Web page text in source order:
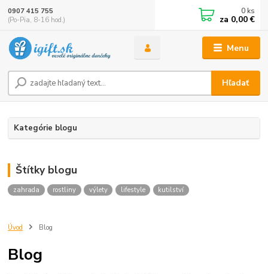
Menu
Hľadať
0907 415 755
(Po-Pia, 8-16 hod.)
0 ks
za 0,00 €
Kategórie blogu
Štítky blogu
zahrada rostliny výlety lifestyle kutilství
Úvod Blog
Blog